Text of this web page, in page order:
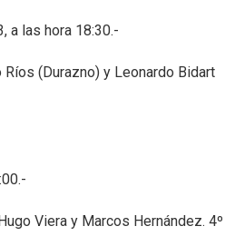
a las hora 18:30.-
(Durazno) y Leonardo Bidart
Viera y Marcos Hernández. 4º